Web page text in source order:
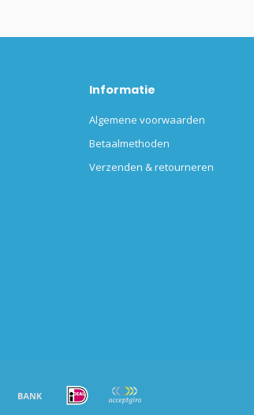
Informatie
Algemene voorwaarden
Betaalmethoden
Verzenden & retourneren